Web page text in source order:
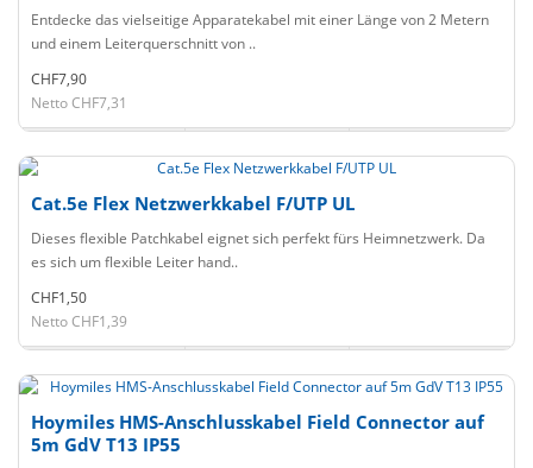
Entdecke das vielseitige Apparatekabel mit einer Länge von 2 Metern
und einem Leiterquerschnitt von ..
CHF7,90
Netto CHF7,31
Cat.5e Flex Netzwerkkabel F/UTP UL
Dieses flexible Patchkabel eignet sich perfekt fürs Heimnetzwerk. Da
es sich um flexible Leiter hand..
CHF1,50
Netto CHF1,39
Hoymiles HMS-Anschlusskabel Field Connector auf
5m GdV T13 IP55